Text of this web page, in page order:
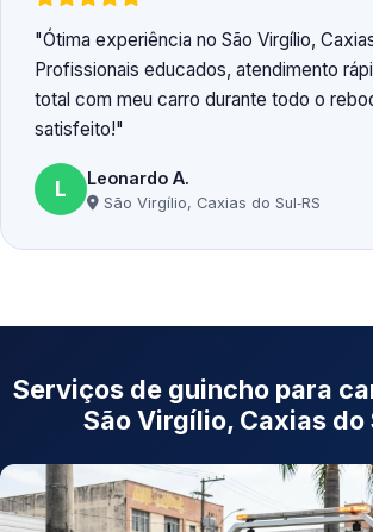
Ótima experiência no São Virgílio,
Profissionais educados, atendimento
total com meu carro durante todo o
satisfeito!
L Leonardo A.
São Virgílio, Caxias do Sul‑RS
Serviços de guincho para
São Virgílio, Caxias do